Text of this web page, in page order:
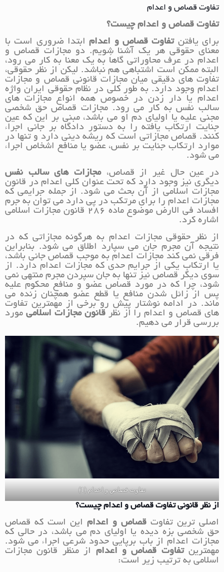
تفاوت قصاص و اعدام
تفاوت قصاص و اعدامچیست؟
برای یافتنتفاوت قصاص و اعدامابتدا ضروری است با
معنای حقوقی هر یک آشنا شویم. دو مجازات قصاص و
اعدام در عرف محاوراتی گاهاً به یک معنا به کار می رود،
البته ممکن است اشتباهی هم نباشد. لیکن از نظر حقوقی،
تفاوت های دقیقی میان مجازات قانونی قصاص و مجازات
اعدام وجود دارد. به طور کلی در نظام حقوقی ایران واژه
اعدام یا دار زدن در خصوص همه انواع مجازات های
سالب نفس به کار می رود. مجازات قصاص حق شخصی
مجنی علیه یا اولیای دم او می باشد، مبنی بر این که عین
جنایت ارتکاب یافته را به دستور دادگاه بر جانی اجراء
کنند. قصاص مجازاتی است که ریشه دینی دارد و تنها در
موارد ارتکاب جنایت بر نفس، عضو یا منافع اشخاص اجراء
می شود.
در عین حال غیر از قصاص،مجازات های سالب نفس
دیگری نیز وجود دارد که تحت عنوان کلی اعدام در قانون
مجازات اسلامی از آن بحث می شود. از جمله جرایمی که
مجازات اعدام را برای مرتکب در پی دارد می توان به جرم
افساد فی الارض موضوع ماده 286 قانون مجازات اسلامی
اشاره کرد.
از نظر حقوقی مجازات اعدام به هرگونه مجازاتی که در
نتیجه آن مجرم جان می سپارد اطلاق می شود. بنابراین
فرقی نمی کند مجازات اعدام به موجب قصاص جانی باشد،
یا ارتکاب یکی از جرایم حدی که مجازات اعدام دارد. از
سوی دیگر قصاص نیز تنها به جان سپردن مجرم منتهی نمی
شود، چرا که در مورد قصاص عضو و منافع محکوم علیه
پس از زائل شدن منافع یا قطع عضو همچنان زنده می
ماند. در ادامه نوشتار پیش رو برخی از مهمترین تفاوت
های قصاص و اعدام را از نظرقانون مجازات اسلامی مورد
بررسی قرار می دهیم.
تفاوت قصاص و اعدام (1)
از نظر قانونی تفاوت قصاص و اعدام چیست؟
اصلی ترین تفاوت قصاص و اعدام این است که قصاص
حق شخصی بزه دیده یا اولیای دم می باشد، در حالی که
مجازات اعدام از باب برپایی حدود شرعی اجراء می شود.
مهمترینتفاوت قصاص و اعدام از منظر قانون مجازات
اسلامی به ترتیب زیر است: